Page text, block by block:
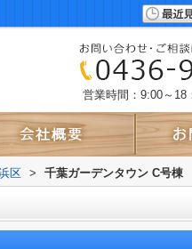
営業時間：9:00～18
区 > 千葉ガーデンタウン C号棟